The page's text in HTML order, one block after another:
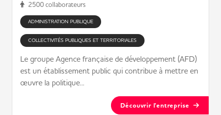
2500 collaborateurs
ADMINISTRATION PUBLIQUE
COLLECTIVITÉS PUBLIQUES ET TERRITORIALES
Le groupe Agence française de développement (AFD)
est un établissement public qui contribue à mettre en
œuvre la politique...
Découvrir l'entreprise